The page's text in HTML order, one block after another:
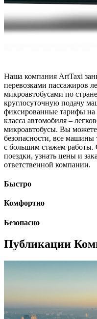
Наша компания ArtTaxi
перевозками пассажиров
микроавтобусами по
круглосуточную подачу
фиксированные тарифы
класса автомобиля –
микроавтобусы. Вы
безопасности, все машины
с большим стажем работы.
поездки, узнать цены и
ответственной компании.
Быстро
Комфортно
Безопасно
Публикации